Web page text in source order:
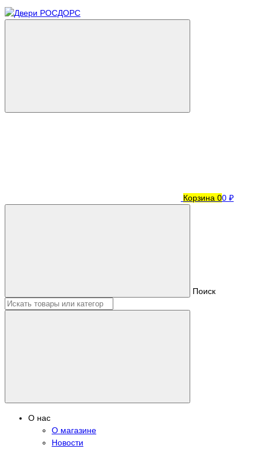
Корзина 00 ₽
Поиск
О нас
О магазине
Новости